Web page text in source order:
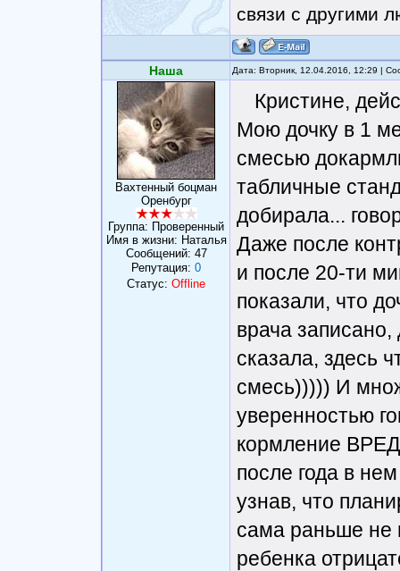
связи с другими
Наша Дата: Вторник, 12.04.2016, 12:29 |
Вахтенный боцман
Оренбург
Группа: Проверенный
Имя в жизни: Наталья
Сообщений: 47
Репутация: 0
Статус: Offline
Кристине,
Мою дочку в 1
смесью
табличные
добирала...
Даже после
и после 20-ти
показали, что
врача
сказала, здесь
смесь))))) И
уверенностью
кормление
после года в
узнав, что
сама раньше не
ребенка